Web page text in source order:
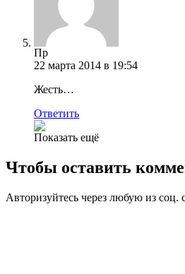
Пр
22 марта 2014 в 19:54
Жесть…
Ответить
Показать ещё
Чтобы оставить
Авторизуйтесь через любую из соц.